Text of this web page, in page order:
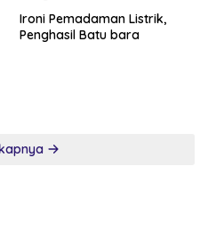
Ironi Pemadaman Listrik,
Penghasil Batu bara